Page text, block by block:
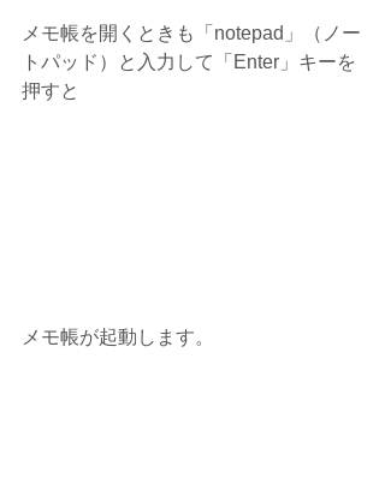
メモ帳を開くときも「notepad」（ノー
トパッド）と入力して「Enter」キーを
押すと
メモ帳が起動します。